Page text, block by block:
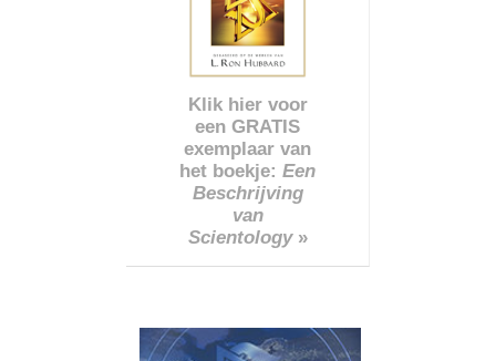
Klik hier voor
een GRATIS
exemplaar van
het boekje: Een
Beschrijving
van
Scientology»